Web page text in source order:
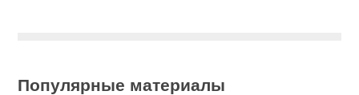
Популярные материалы